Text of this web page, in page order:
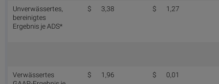
Unverwässertes,
bereinigtes
Ergebnis je ADS*
$ 3,38 $ 1,27
Verwässertes
$ 1,96 $ 0,01